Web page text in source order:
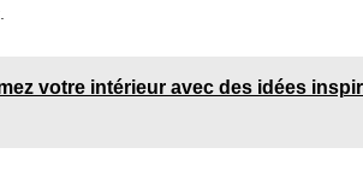
votre intérieur avec des idées